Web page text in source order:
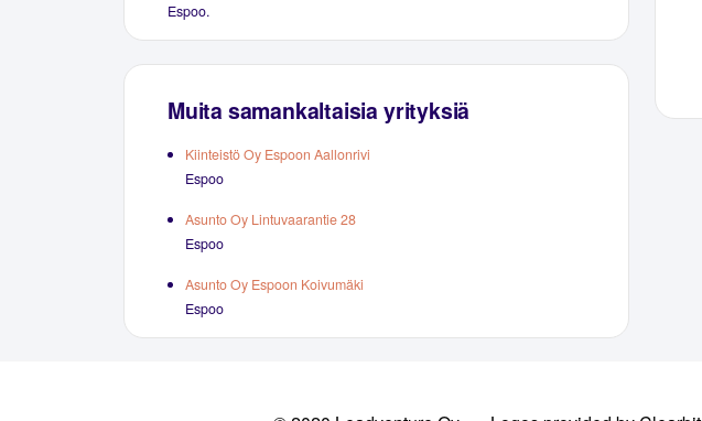
Espoo.
Muita samankaltaisia yrityksiä
Kiinteistö Oy Espoon Aallonrivi
Espoo
Asunto Oy Lintuvaarantie 28
Espoo
Asunto Oy Espoon Koivumäki
Espoo